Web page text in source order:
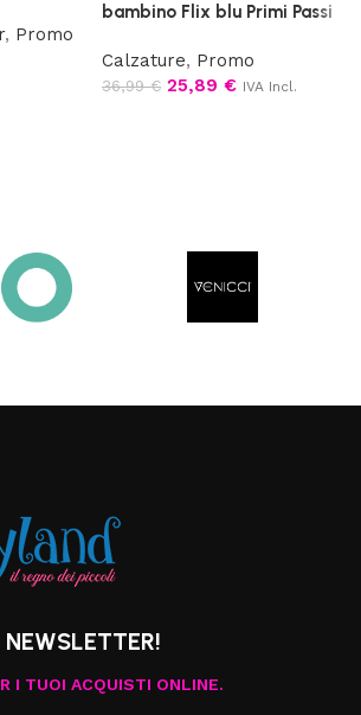
, Promo
bambino Flix blu Primi Passi
Calzature, Promo
36,99€ 25,89 € IVA Incl.
I TUOI ACQUISTI ONLINE.